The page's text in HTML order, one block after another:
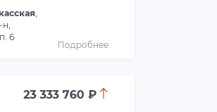
,
н,
6
Подробнее
23 333 760 ₽